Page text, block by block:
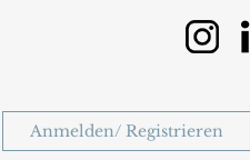
Anmelden/ Registrieren